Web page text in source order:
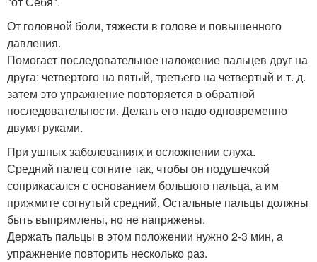
От головной боли, тяжести в голове и повышенного
давления.
Помогает последовательное наложение пальцев друг на
друга: четвертого на пятый, третьего на четвертый и т. д.
затем это упражнение повторяется в обратной
последовательности. Делать его надо одновременно
двумя руками.
При ушных заболеваниях и осложнении слуха.
Средний палец согните так, чтобы он подушечкой
соприкасался с основанием большого пальца, а им
прижмите согнутый средний. Остальные пальцы должны
быть выпрямлены, но не напряжены.
Держать пальцы в этом положении нужно 2-3 мин, а
упражнение повторить несколько раз.